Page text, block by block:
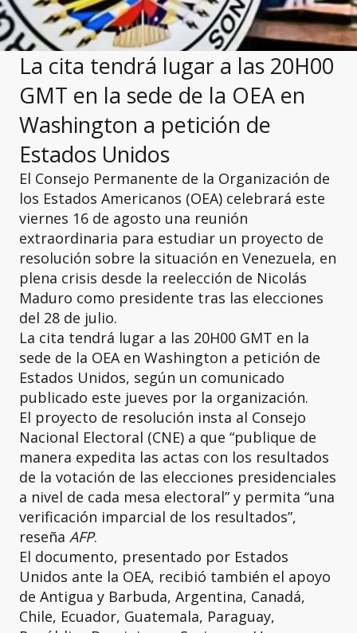
La cita tendrá lugar a las 20H00
GMT en la sede de la OEA en
Washington a petición de
Estados Unidos
El Consejo Permanente de la Organización de
los Estados Americanos (OEA) celebrará este
viernes 16 de agosto una reunión
extraordinaria para estudiar un proyecto de
resolución sobre la situación en Venezuela, en
plena crisis desde la reelección de Nicolás
Maduro como presidente tras las elecciones
del 28 de julio.
La cita tendrá lugar a las 20H00 GMT en la
sede de la OEA en Washington a petición de
Estados Unidos, según un comunicado
publicado este jueves por la organización.
El proyecto de resolución insta al Consejo
Nacional Electoral (CNE) a que “publique de
manera expedita las actas con los resultados
de la votación de las elecciones presidenciales
a nivel de cada mesa electoral” y permita “una
verificación imparcial de los resultados”,
reseña AFP.
El documento, presentado por Estados
Unidos ante la OEA, recibió también el apoyo
de Antigua y Barbuda, Argentina, Canadá,
Chile, Ecuador, Guatemala, Paraguay,